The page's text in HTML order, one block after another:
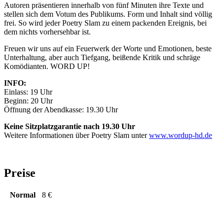
Autoren präsentieren innerhalb von fünf Minuten ihre Texte und
stellen sich dem Votum des Publikums. Form und Inhalt sind völlig
frei. So wird jeder Poetry Slam zu einem packenden Ereignis, bei
dem nichts vorhersehbar ist.
Freuen wir uns auf ein Feuerwerk der Worte und Emotionen, beste
Unterhaltung, aber auch Tiefgang, beißende Kritik und schräge
Komödianten. WORD UP!
INFO:
Einlass: 19 Uhr
Beginn: 20 Uhr
Öffnung der Abendkasse: 19.30 Uhr
Keine Sitzplatzgarantie nach 19.30 Uhr
Weitere Informationen über Poetry Slam unterwww.wordup-hd.de
Preise
Normal
8 €